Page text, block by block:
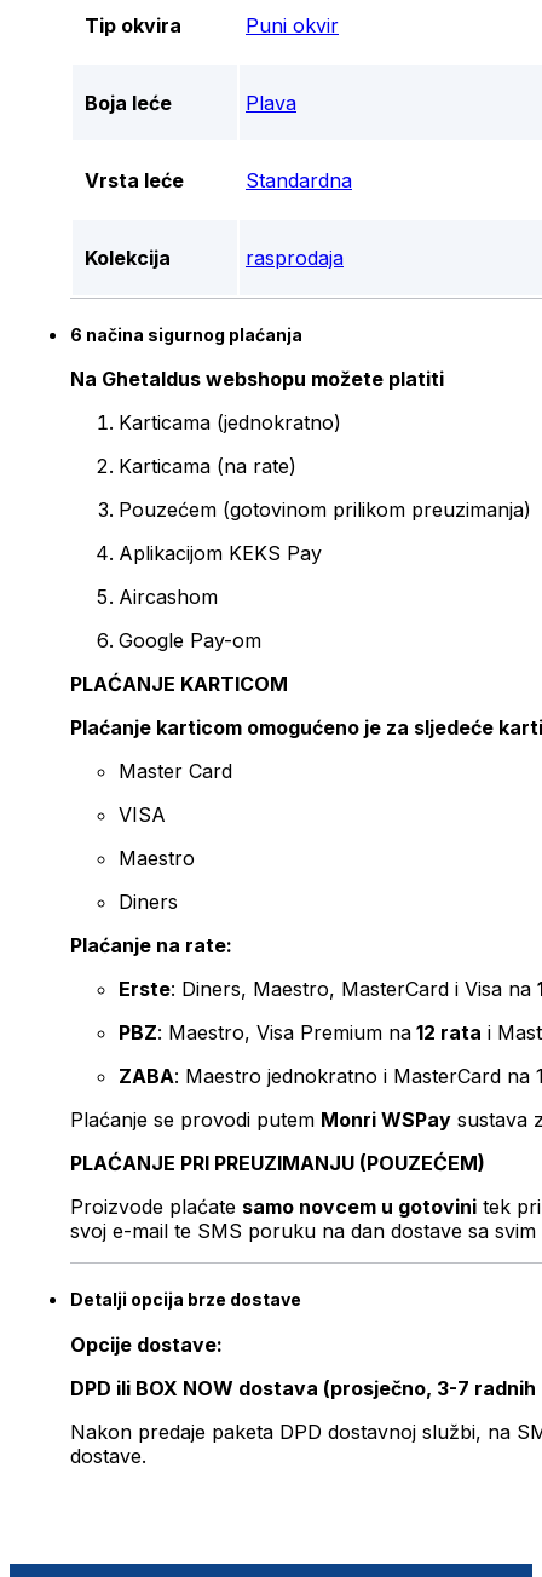
Tip okvira Puni okvir
Boja leće Plava
Vrsta leće Standardna
Kolekcija rasprodaja
6 načina sigurnog plaćanja
Na Ghetaldus webshopu možete platiti
Karticama (jednokratno)
Karticama (na rate)
Pouzećem (gotovinom prilikom preuzimanja)
Aplikacijom KEKS Pay
Aircashom
Google Pay-om
PLAĆANJE KARTICOM
Plaćanje karticom omogućeno je za sljedeće
Master Card
VISA
Maestro
Diners
Plaćanje na rate:
Erste: Diners, Maestro, MasterCard i Visa na
PBZ: Maestro, Visa Premium na 12 rata i
ZABA: Maestro jednokratno i MasterCard na
Plaćanje se provodi putem Monri WSPay sustava
PLAĆANJE PRI PREUZIMANJU (POUZEĆEM)
Proizvode plaćate samo novcem u gotovini tek
svoj e-mail te SMS poruku na dan dostave sa svim
Detalji opcija brze dostave
Opcije dostave:
DPD ili BOX NOW dostava (prosječno, 3-7 radnih
Nakon predaje paketa DPD dostavnoj službi, na
dostave.